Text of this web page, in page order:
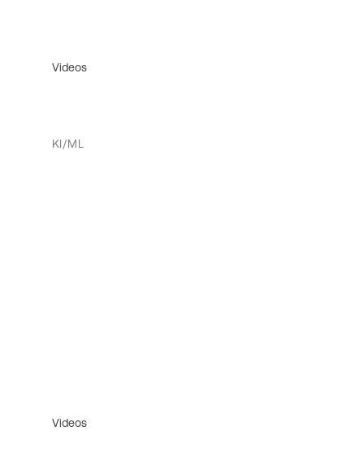
Videos
KI/ML
Videos